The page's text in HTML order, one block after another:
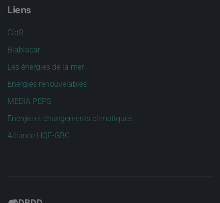
Liens
CidB
Blablacar
Les énergies de la mer
Énergies renouvelables
MEDIA PEPS
Energie et changements climatiques
Alliance HQE-GBC